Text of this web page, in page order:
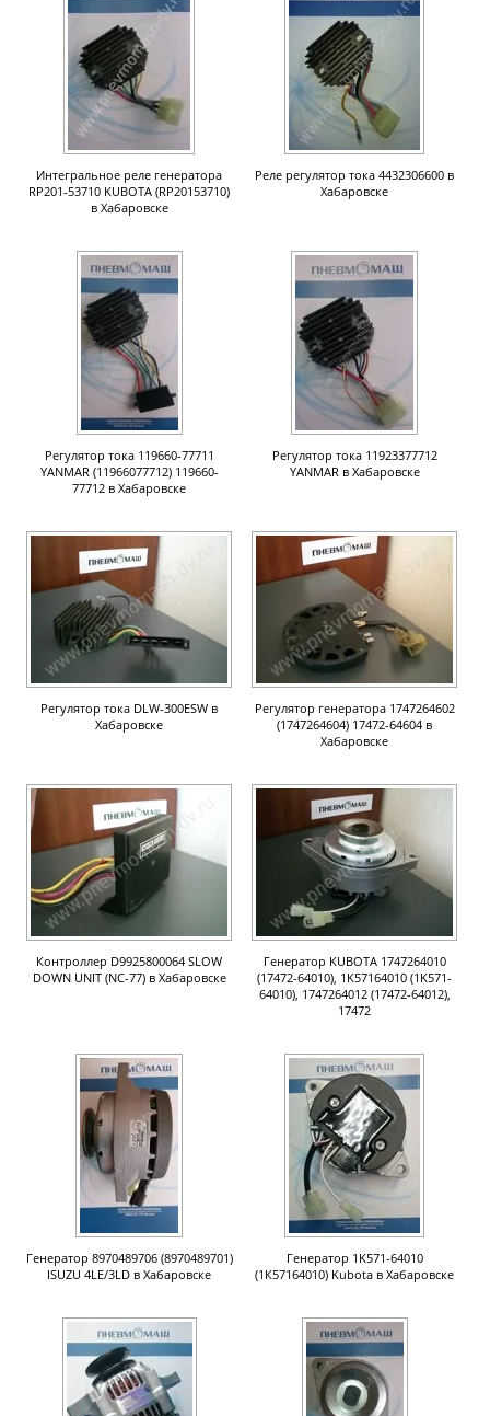
Интегральное реле генератора
RP201-53710 KUBOTA (RP20153710)
в Хабаровске
Реле регулятор тока 4432306600 в
Хабаровске
Регулятор тока 119660-77711
YANMAR (11966077712) 119660-
77712 в Хабаровске
Регулятор тока 11923377712
YANMAR в Хабаровске
Регулятор тока DLW-300ESW в
Хабаровске
Регулятор генератора 1747264602
(1747264604) 17472-64604 в
Хабаровске
Контроллер D9925800064 SLOW
DOWN UNIT (NC-77) в Хабаровске
Генератор KUBOTA 1747264010
(17472-64010), 1K57164010 (1K571-
64010), 1747264012 (17472-64012),
17472
Генератор 8970489706 (8970489701)
ISUZU 4LE/3LD в Хабаровске
Генератор 1K571-64010
(1К57164010) Kubota в Хабаровске